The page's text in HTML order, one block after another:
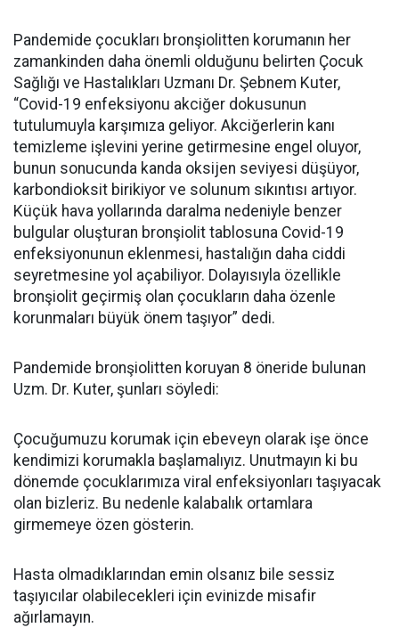
Pandemide çocukları bronşiolitten korumanın her
zamankinden daha önemli olduğunu belirten Çocuk
Sağlığı ve Hastalıkları Uzmanı Dr. Şebnem Kuter,
“Covid-19 enfeksiyonu akciğer dokusunun
tutulumuyla karşımıza geliyor. Akciğerlerin kanı
temizleme işlevini yerine getirmesine engel oluyor,
bunun sonucunda kanda oksijen seviyesi düşüyor,
karbondioksit birikiyor ve solunum sıkıntısı artıyor.
Küçük hava yollarında daralma nedeniyle benzer
bulgular oluşturan bronşiolit tablosuna Covid-19
enfeksiyonunun eklenmesi, hastalığın daha ciddi
seyretmesine yol açabiliyor. Dolayısıyla özellikle
bronşiolit geçirmiş olan çocukların daha özenle
korunmaları büyük önem taşıyor” dedi.
Pandemide bronşiolitten koruyan 8 öneride bulunan
Uzm. Dr. Kuter, şunları söyledi:
Çocuğumuzu korumak için ebeveyn olarak işe önce
kendimizi korumakla başlamalıyız. Unutmayın ki bu
dönemde çocuklarımıza viral enfeksiyonları taşıyacak
olan bizleriz. Bu nedenle kalabalık ortamlara
girmemeye özen gösterin.
Hasta olmadıklarından emin olsanız bile sessiz
taşıyıcılar olabilecekleri için evinizde misafir
ağırlamayın.